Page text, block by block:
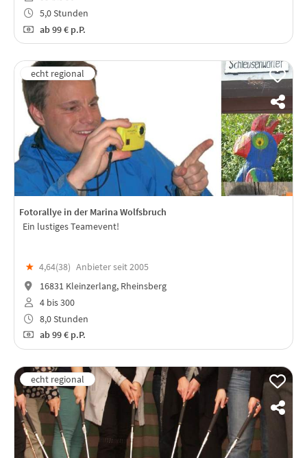
5,0 Stunden
ab99 € p.P.
Fotorallye in der Marina Wolfsbruch
Ein lustiges Teamevent!
★ 4,64(38) Anbieter seit 2005
16831 Kleinzerlang, Rheinsberg
4 bis 300
8,0 Stunden
ab99 € p.P.